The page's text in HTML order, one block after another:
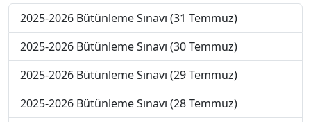
2025-2026 Bütünleme Sınavı (31 Temmuz)
2025-2026 Bütünleme Sınavı (30 Temmuz)
2025-2026 Bütünleme Sınavı (29 Temmuz)
2025-2026 Bütünleme Sınavı (28 Temmuz)